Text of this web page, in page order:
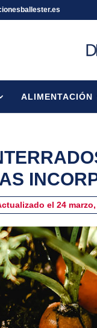
ALIMENTACIÓN
el 24 marzo,